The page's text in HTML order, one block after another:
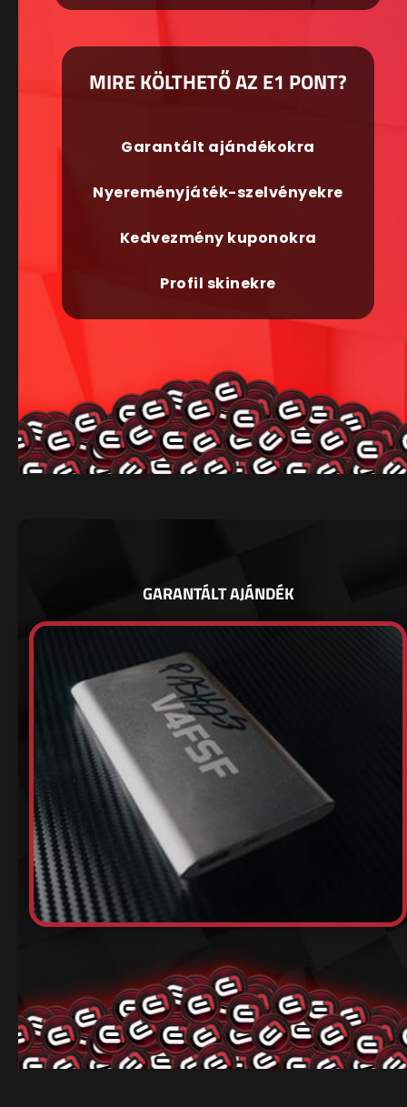
MIRE KÖLTHETŐ AZ E1 PONT?
Garantált ajándékokra
Nyereményjáték-szelvényekre
Kedvezmény kuponokra
Profil skinekre
GARANTÁLT AJÁNDÉK